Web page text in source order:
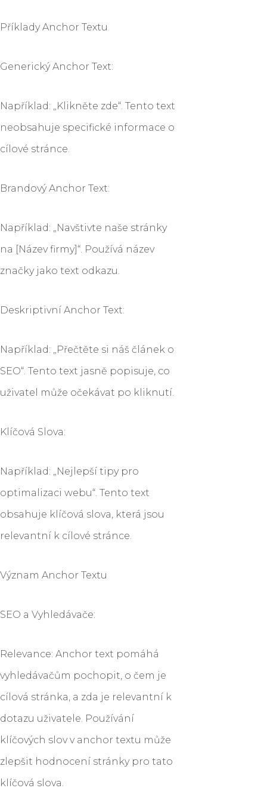
Příklady Anchor Textu
Generický Anchor Text:
Například: „Klikněte zde“. Tento text
neobsahuje specifické informace o
cílové stránce.
Brandový Anchor Text:
Například: „Navštivte naše stránky
na [Název firmy]“. Používá název
značky jako text odkazu.
Deskriptivní Anchor Text:
Například: „Přečtěte si náš článek o
SEO“. Tento text jasně popisuje, co
uživatel může očekávat po kliknutí.
Klíčová Slova:
Například: „Nejlepší tipy pro
optimalizaci webu“. Tento text
obsahuje klíčová slova, která jsou
relevantní k cílové stránce.
Význam Anchor Textu
SEO a Vyhledávače:
Relevance: Anchor text pomáhá
vyhledávačům pochopit, o čem je
cílová stránka, a zda je relevantní k
dotazu uživatele. Používání
klíčových slov v anchor textu může
zlepšit hodnocení stránky pro tato
klíčová slova.